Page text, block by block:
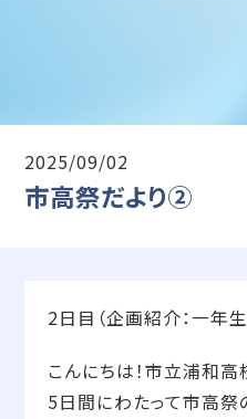
2025/09/02
市高祭だより②
2日目（企画紹介：一年生
こんにちは！市立浦和高
5日間にわたって市高祭